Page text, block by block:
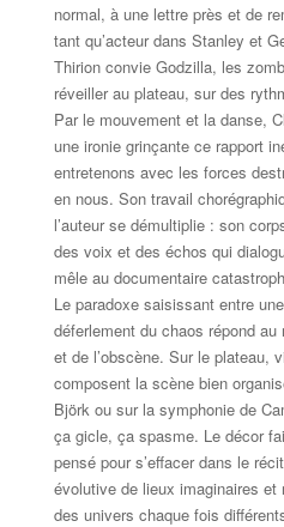
normal, à une lettre près et de
tant qu’acteur dans Stanley et
Thirion convie Godzilla, les
réveiller au plateau, sur des
Par le mouvement et la danse,
une ironie grinçante ce rapport
entretenons avec les forces
en nous. Son travail
l’auteur se démultiplie : son
des voix et des échos qui
mêle au documentaire
Le paradoxe saisissant entre
déferlement du chaos répond
et de l’obscène. Sur le plateau,
composent la scène bien
Björk ou sur la symphonie de
ça gicle, ça spasme. Le décor
pensé pour s’effacer dans le
évolutive de lieux imaginaires
des univers chaque fois